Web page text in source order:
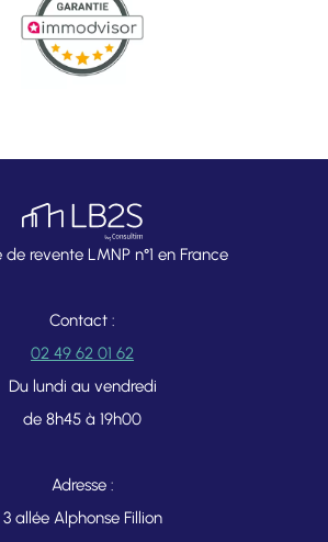
de revente LMNP n°1 en France
Contact :
02 49 62 01 62
Du lundi au vendredi
de 8h45 à 19h00
Adresse :
3 allée Alphonse Fillion